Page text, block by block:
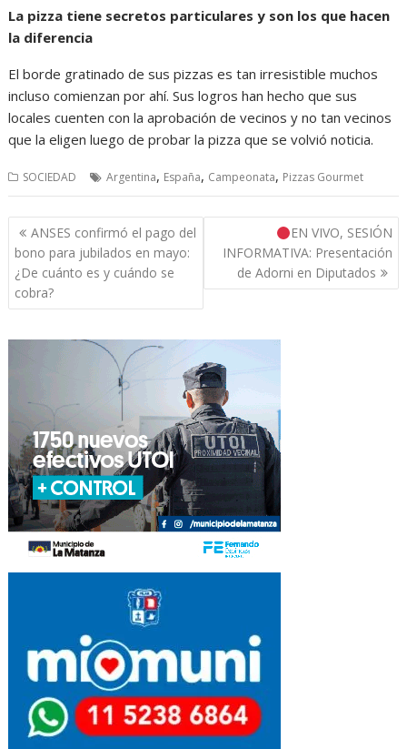
La pizza tiene secretos particulares y son los que hacen
la diferencia
El borde gratinado de sus pizzas es tan irresistible muchos
incluso comienzan por ahí. Sus logros han hecho que sus
locales cuenten con la aprobación de vecinos y no tan vecinos
que la eligen luego de probar la pizza que se volvió noticia.
SOCIEDAD Argentina, España, Campeonata, Pizzas Gourmet
Navegación
de
entradas
ANSES confirmó el pago del
bono para jubilados en mayo:
¿De cuánto es y cuándo se
cobra?
EN VIVO, SESIÓN
INFORMATIVA: Presentación
de Adorni en Diputados